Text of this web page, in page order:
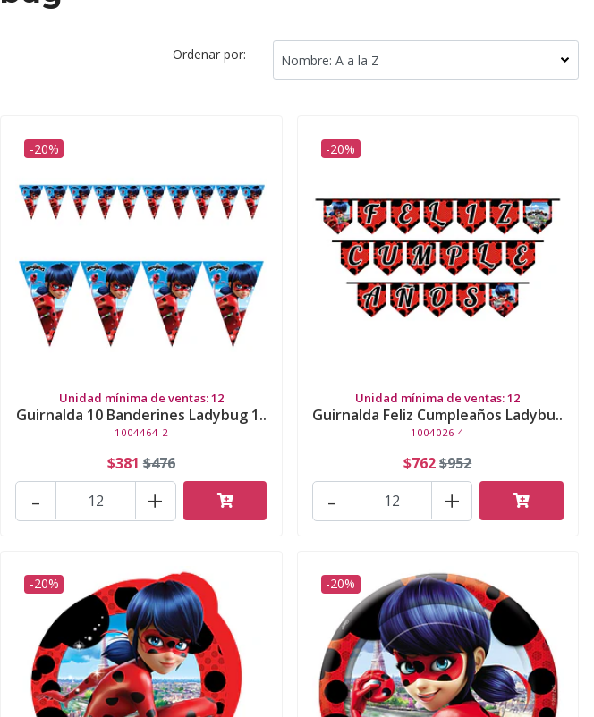
Ordenar por:
-20%
Unidad mínima de ventas: 12
Guirnalda 10 Banderines Ladybug 1..
1004464-2
$381 $476
+
-
-20%
Unidad mínima de ventas: 12
Guirnalda Feliz Cumpleaños Ladybu..
1004026-4
$762$952
+
-
-20% -20%